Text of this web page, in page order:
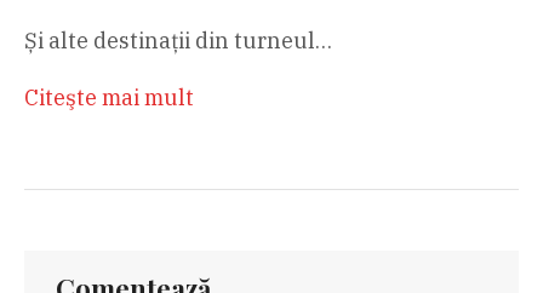
Și alte destinații din turneul…
Citeşte mai mult